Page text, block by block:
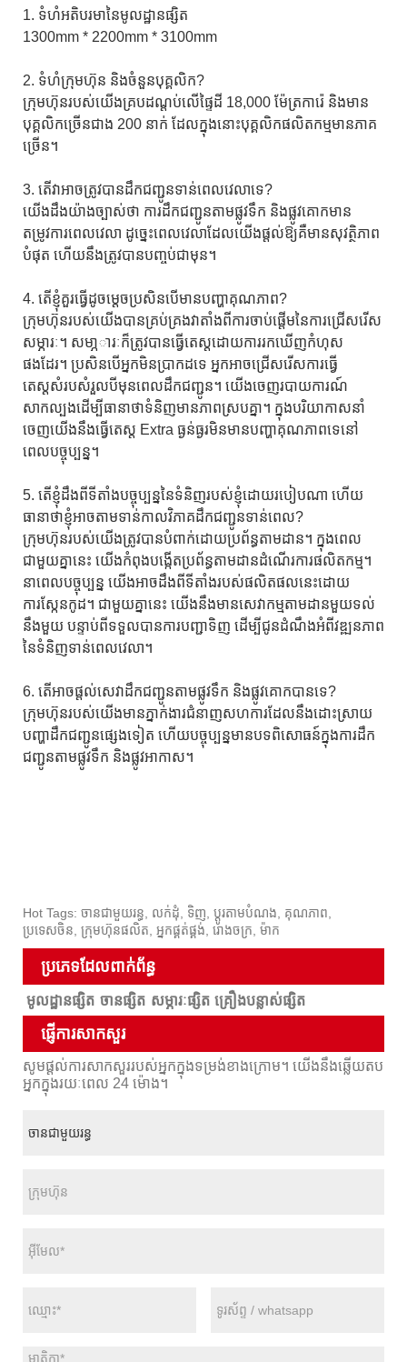
1. ទំហំអតិបរមានៃមូលដ្ឋានផ្សិត
1300mm * 2200mm * 3100mm
2. ទំហំក្រុមហ៊ុន និងចំនួនបុគ្គលិក?
ក្រុមហ៊ុនរបស់យើងគ្របដណ្តប់លើផ្ទៃដី 18,000 ម៉ែត្រការ៉េ និងមាន
បុគ្គលិកច្រើនជាង 200 នាក់ ដែលក្នុងនោះបុគ្គលិកផលិតកម្មមានភាគ
ច្រើន។
3. តើវាអាចត្រូវបានដឹកជញ្ជូនទាន់ពេលវេលាទេ?
យើងដឹងយ៉ាងច្បាស់ថា ការដឹកជញ្ជូនតាមផ្លូវទឹក និងផ្លូវគោកមាន
តម្រូវការពេលវេលា ដូច្នេះពេលវេលាដែលយើងផ្តល់ឱ្យគឺមានសុវត្ថិភាព
បំផុត ហើយនឹងត្រូវបានបញ្ចប់ជាមុន។
4. តើខ្ញុំគួរធ្វើដូចម្តេចប្រសិនបើមានបញ្ហាគុណភាព?
ក្រុមហ៊ុនរបស់យើងបានគ្រប់គ្រងវាតាំងពីការចាប់ផ្តើមនៃការជ្រើសរើស
សម្ភារៈ។ សមា្ភារៈក៏ត្រូវបានធ្វើតេស្តដោយការរកឃើញកំហុស
ផងដែរ។ ប្រសិនបើអ្នកមិនប្រាកដទេ អ្នកអាចជ្រើសរើសការធ្វើ
តេស្តសំរបសំរួលបីមុនពេលដឹកជញ្ជូន។ យើងចេញរបាយការណ៍
សាកល្បងដើម្បីធានាថាទំនិញមានភាពស្របគ្នា។ ក្នុង​បរិយាកាស​នាំ​
ចេញ​យើង​នឹង​ធ្វើ​តេស្ត​ Extra ធ្ងន់ធ្ងរ​មិន​មាន​បញ្ហា​គុណភាព​ទេ​នៅ​
ពេល​បច្ចុប្បន្ន។
5. តើខ្ញុំដឹងពីទីតាំងបច្ចុប្បន្ននៃទំនិញរបស់ខ្ញុំដោយរបៀបណា ហើយ
ធានាថាខ្ញុំអាចតាមទាន់កាលវិភាគដឹកជញ្ជូនទាន់ពេល?
ក្រុមហ៊ុនរបស់យើងត្រូវបានបំពាក់ដោយប្រព័ន្ធតាមដាន។ ក្នុងពេល
ជាមួយគ្នានេះ យើងកំពុងបង្កើតប្រព័ន្ធតាមដានដំណើរការផលិតកម្ម។
នាពេលបច្ចុប្បន្ន យើងអាចដឹងពីទីតាំងរបស់ផលិតផលនេះដោយ
ការស្កែនកូដ។ ជាមួយគ្នានេះ យើងនឹងមានសេវាកម្មតាមដានមួយទល់
នឹងមួយ បន្ទាប់ពីទទួលបានការបញ្ជាទិញ ដើម្បីជូនដំណឹងអំពីវឌ្ឍនភាព
នៃទំនិញទាន់ពេលវេលា។
6. តើអាចផ្តល់សេវាដឹកជញ្ជូនតាមផ្លូវទឹក និងផ្លូវគោកបានទេ?
ក្រុមហ៊ុនរបស់យើងមានភ្នាក់ងារជំនាញសហការដែលនឹងដោះស្រាយ
បញ្ហាដឹកជញ្ជូនផ្សេងទៀត ហើយបច្ចុប្បន្នមានបទពិសោធន៍ក្នុងការដឹក
ជញ្ជូនតាមផ្លូវទឹក និងផ្លូវអាកាស។
Hot Tags: ចានជាមួយរន្ធ, លក់ដុំ, ទិញ, ប្ដូរតាមបំណង, គុណភាព,
ប្រទេសចិន, ក្រុមហ៊ុនផលិត, អ្នកផ្គត់ផ្គង់, រោងចក្រ, ម៉ាក
ប្រភេទដែលពាក់ព័ន្ធ
មូលដ្ឋានផ្សិត ចានផ្សិត សម្ភារៈផ្សិត គ្រឿងបន្លាស់ផ្សិត
ផ្ញើការសាកសួរ
សូមផ្តល់ការសាកសួររបស់អ្នកក្នុងទម្រង់ខាងក្រោម។ យើងនឹងឆ្លើយតប
អ្នកក្នុងរយៈពេល 24 ម៉ោង។